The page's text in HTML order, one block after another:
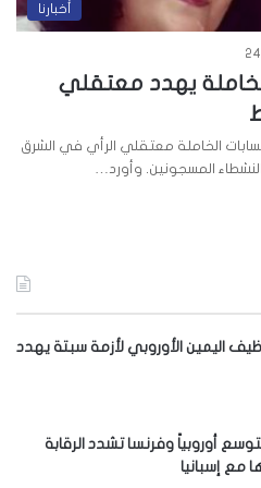
أخبارنا
24
يهدد معتقلي
الخاملة معتقلي الرأي في الشرق
المسجونين. وأورد…
اليمين الأوروبي لأزمة سبتة يهدد
أوروبياً وفرنسا تشدد الرقابة
مع إسبانيا